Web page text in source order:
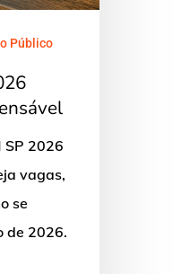
Público
SP 2026
vagas,
se
de 2026.